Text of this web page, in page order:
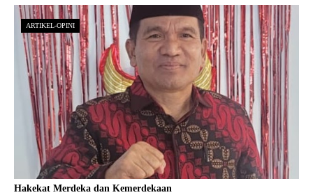
ARTIKEL-OPINI
Hakekat Merdeka dan Kemerdekaan